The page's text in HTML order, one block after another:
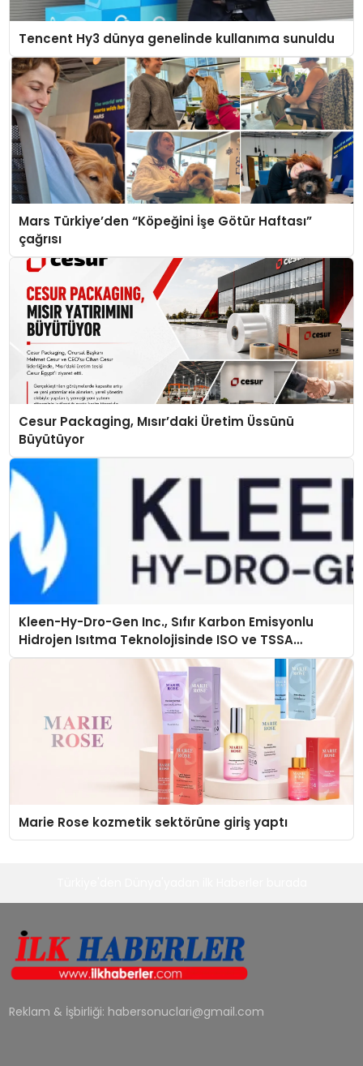
Tencent Hy3 dünya genelinde kullanıma sunuldu
Mars Türkiye’den “Köpeğini İşe Götür Haftası”
çağrısı
Cesur Packaging, Mısır’daki Üretim Üssünü
Büyütüyor
Kleen-Hy-Dro-Gen Inc., Sıfır Karbon Emisyonlu
Hidrojen Isıtma Teknolojisinde ISO ve TSSA
Düzenleyici Onaylarını Aldı
Marie Rose kozmetik sektörüne giriş yaptı
Reklam & İşbirliği: habersonuclari@gmail.com